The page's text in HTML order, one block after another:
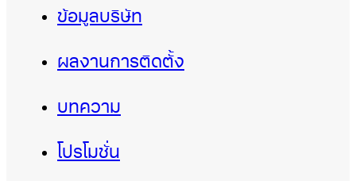
ข้อมูลบริษัท
ผลงานการติดตั้ง
บทความ
โปรโมชั่น